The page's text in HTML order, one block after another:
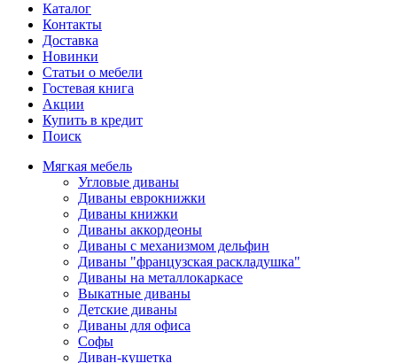
Каталог
Контакты
Доставка
Новинки
Статьи о мебели
Гостевая книга
Акции
Купить в кредит
Поиск
Мягкая мебель
Угловые диваны
Диваны еврокнижки
Диваны книжки
Диваны аккордеоны
Диваны с механизмом дельфин
Диваны "французская раскладушка"
Диваны на металлокаркасе
Выкатные диваны
Детские диваны
Диваны для офиса
Софы
Диван-кушетка